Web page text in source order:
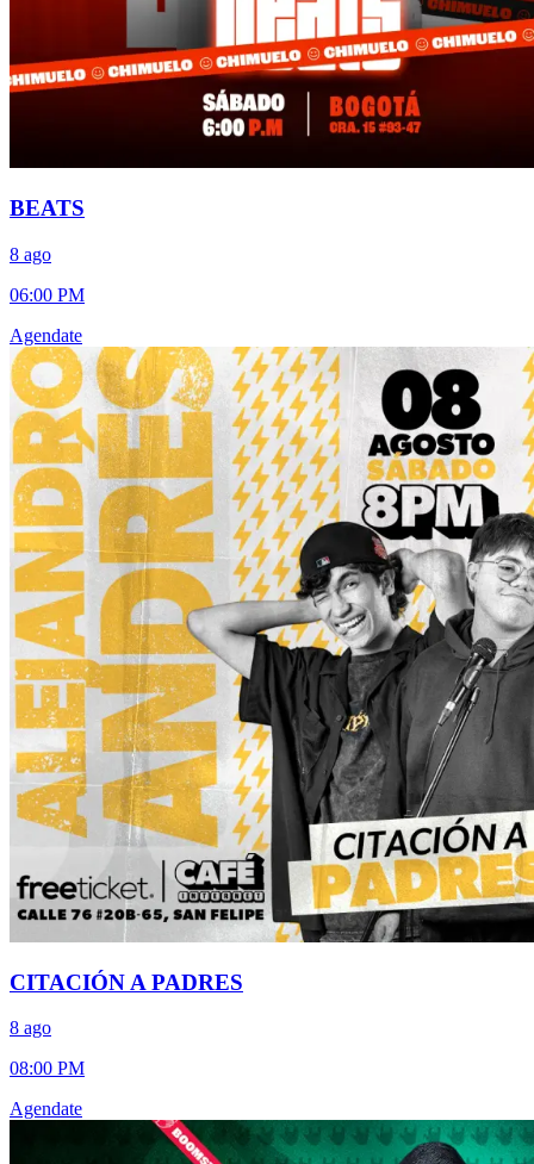
BEATS
8 ago
06:00 PM
Agendate
CITACIÓN A PADRES
8 ago
08:00 PM
Agendate